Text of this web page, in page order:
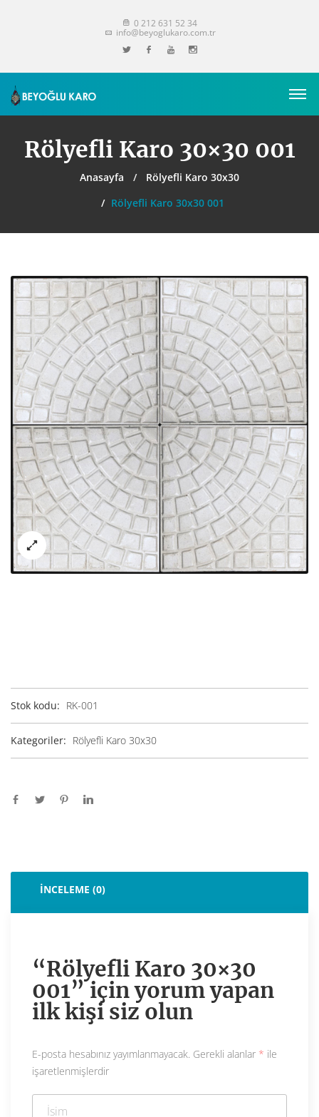
0 212 631 52 34
info@beyoglukaro.com.tr
Rölyefli Karo 30×30 001
Anasayfa
Rölyefli Karo 30x30
Rölyefli Karo 30x30 001
Stok kodu: RK-001
Kategoriler: Rölyefli Karo 30x30
İNCELEME (0)
“Rölyefli Karo 30×30
001” için yorum yapan
ilk kişi siz olun
E-posta hesabınız yayımlanmayacak. Gerekli alanlar * ile
işaretlenmişlerdir